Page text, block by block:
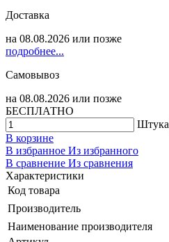
Доставка
на 08.08.2026 или позже
подробнее...
Самовывоз
на 08.08.2026 или позже
БЕСПЛАТНО
Штука
В корзине
В избранное Из избранного
В сравнение Из сравнения
Характеристики
Код товара
Производитель
Наименование производителя